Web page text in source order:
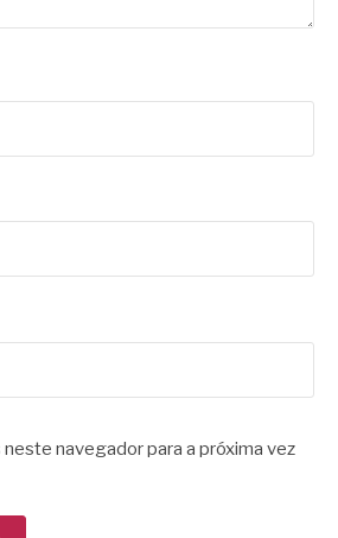
navegador para a próxima vez